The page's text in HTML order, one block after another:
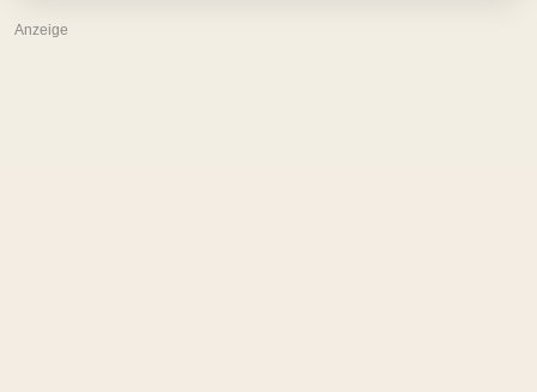
Anzeige